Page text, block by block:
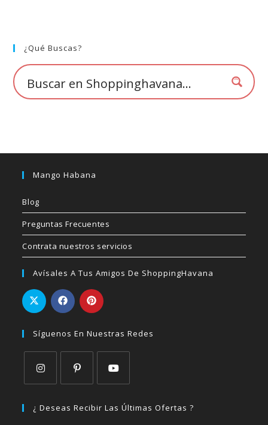
¿Qué Buscas?
Mango Habana
Blog
Preguntas Frecuentes
Contrata nuestros servicios
Avísales A Tus Amigos De ShoppingHavana
Síguenos En Nuestras Redes
abre
abre
abre
¿ Deseas Recibir Las Últimas Ofertas ?